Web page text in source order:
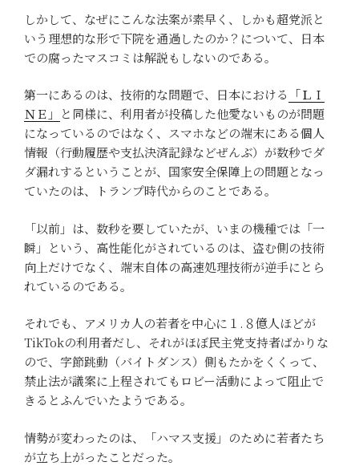
しかして、なぜにこんな法案が素早く、しかも超党派と
いう理想的な形で下院を通過したのか？について、日本
での腐ったマスコミは解説もしないのである。
第一にあるのは、技術的な問題で、日本における
「ＬＩ
ＮＥ」
と同様に、利用者が投稿した他愛ないものが問題
になっているのではなく、スマホなどの端末にある個人
情報（行動履歴や支払決済記録などぜんぶ）が数秒でダ
ダ漏れするということが、国家安全保障上の問題となっ
ていたのは、トランプ時代からのことである。
「以前」は、数秒を要していたが、いまの機種では「一
瞬」という、高性能化がされているのは、盗む側の技術
向上だけでなく、端末自体の高速処理技術が逆手にとら
れているのである。
それでも、アメリカ人の若者を中心に１.８億人ほどが
TikTokの利用者だし、それがほぼ民主党支持者ばかりな
ので、字節跳動（バイトダンス）側もたかをくくって、
禁止法が議案に上程されてもロビー活動によって阻止で
きるとふんでいたようである。
情勢が変わったのは、「ハマス支援」のために若者たち
が立ち上がったことだった。